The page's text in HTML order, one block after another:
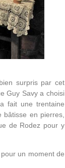
surpris par cet
Guy Savy a choisi
fait une trentaine
en pierres,
de Rodez pour y
un moment de